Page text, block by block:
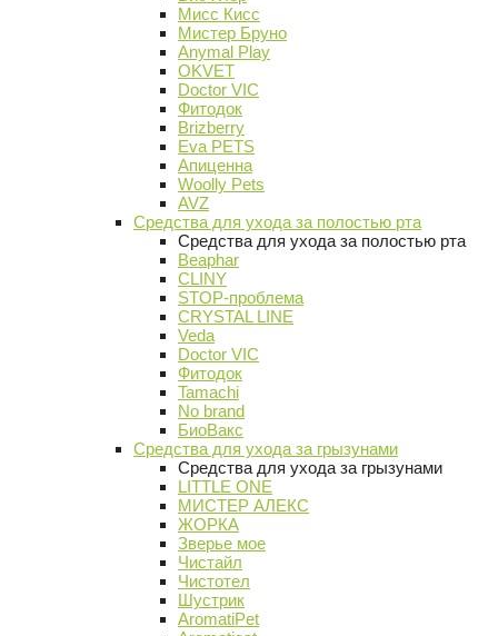
Мисс Кисс
Мистер Бруно
Anymal Play
OKVET
Doctor VIC
Фитодок
Brizberry
Eva PETS
Апиценна
Woolly Pets
AVZ
Средства для ухода за полостью рта
Средства для ухода за полостью рта
Beaphar
CLINY
STOP-проблема
CRYSTAL LINE
Veda
Doctor VIC
Фитодок
Tamachi
No brand
БиоВакс
Средства для ухода за грызунами
Средства для ухода за грызунами
LITTLE ONE
МИСТЕР АЛЕКС
ЖОРКА
Зверье мое
Чистайл
Чистотел
Шустрик
AromatiPet